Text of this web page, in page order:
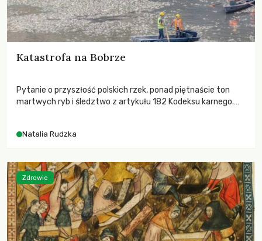
Katastrofa na Bobrze
Pytanie o przyszłość polskich rzek, ponad piętnaście ton
martwych ryb i śledztwo z artykułu 182 Kodeksu karnego.
zdarzeń prowadzących do biologicznej śmierci rzeki.
Natalia Rudzka
Zdrowie